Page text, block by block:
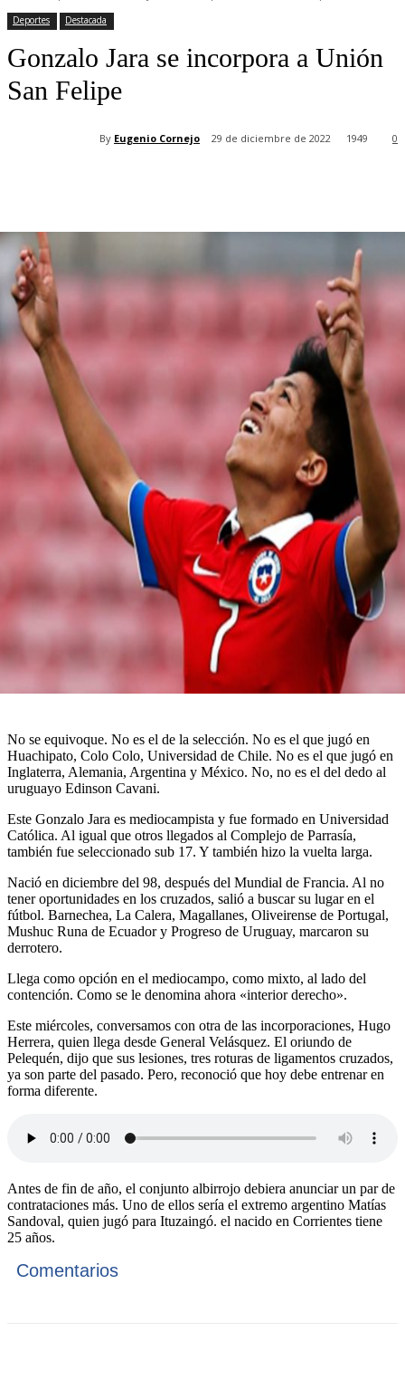
Deportes Destacada
Gonzalo Jara se incorpora a Unión
San Felipe
By Eugenio Cornejo 29 de diciembre de 2022 0
1949
No se equivoque. No es el de la selección. No es el que jugó en
Huachipato, Colo Colo, Universidad de Chile. No es el que jugó en
Inglaterra, Alemania, Argentina y México. No, no es el del dedo al
uruguayo Edinson Cavani.
Este Gonzalo Jara es mediocampista y fue formado en Universidad
Católica. Al igual que otros llegados al Complejo de Parrasía,
también fue seleccionado sub 17. Y también hizo la vuelta larga.
Nació en diciembre del 98, después del Mundial de Francia. Al no
tener oportunidades en los cruzados, salió a buscar su lugar en el
fútbol. Barnechea, La Calera, Magallanes, Oliveirense de Portugal,
Mushuc Runa de Ecuador y Progreso de Uruguay, marcaron su
derrotero.
Llega como opción en el mediocampo, como mixto, al lado del
contención. Como se le denomina ahora «interior derecho».
Este miércoles, conversamos con otra de las incorporaciones, Hugo
Herrera, quien llega desde General Velásquez. El oriundo de
Pelequén, dijo que sus lesiones, tres roturas de ligamentos cruzados,
ya son parte del pasado. Pero, reconoció que hoy debe entrenar en
forma diferente.
Antes de fin de año, el conjunto albirrojo debiera anunciar un par de
contrataciones más. Uno de ellos sería el extremo argentino Matías
Sandoval, quien jugó para Ituzaingó. el nacido en Corrientes tiene
25 años.
Comentarios